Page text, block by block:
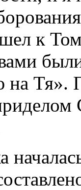
к
на Тя».